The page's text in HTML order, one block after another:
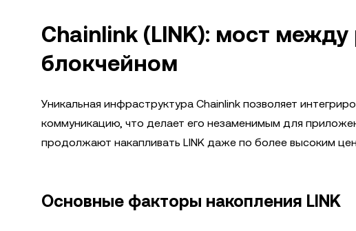
Chainlink (LINK): мост
блокчейном
Уникальная инфраструктура Chainlink позволяет
коммуникацию, что делает его незаменимым для
продолжают накапливать LINK даже по более высоким
Основные факторы накопления LINK